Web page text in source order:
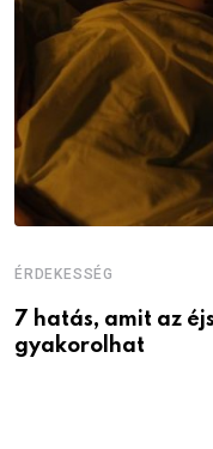
ÉRDEKESSÉG
7 hatás, amit az
gyakorolhat